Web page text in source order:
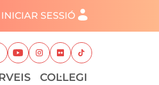
Menú del compte d'usuari
INICIAR SESSIÓ
YoutubeInstagram
FlickrTikTok
COL·LEGI